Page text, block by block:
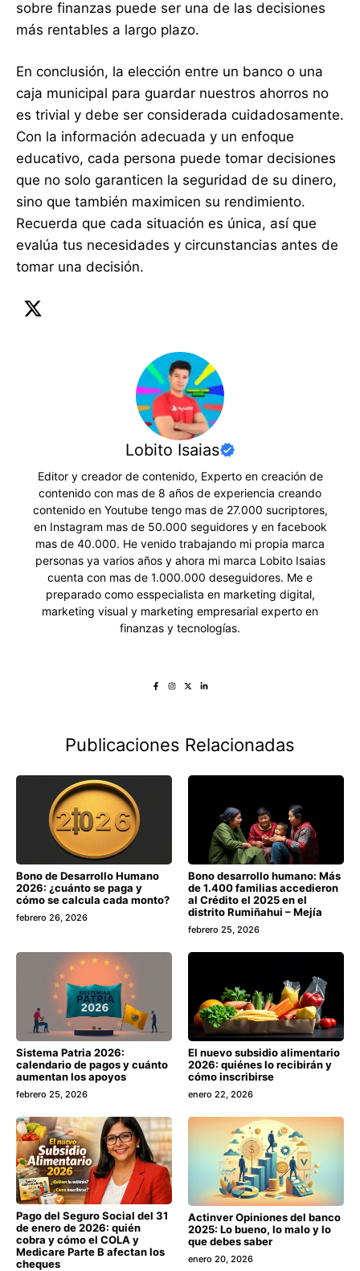
sobre finanzas puede ser una de las decisiones
más rentables a largo plazo.
En conclusión, la elección entre un banco o una
caja municipal para guardar nuestros ahorros no
es trivial y debe ser considerada cuidadosamente.
Con la información adecuada y un enfoque
educativo, cada persona puede tomar decisiones
que no solo garanticen la seguridad de su dinero,
sino que también maximicen su rendimiento.
Recuerda que cada situación es única, así que
evalúa tus necesidades y circunstancias antes de
tomar una decisión.
Lobito Isaias
Editor y creador de contenido, Experto en creación de
contenido con mas de 8 años de experiencia creando
contenido en Youtube tengo mas de 27.000 sucriptores,
en Instagram mas de 50.000 seguidores y en facebook
mas de 40.000. He venido trabajando mi propia marca
personas ya varios años y ahora mi marca Lobito Isaias
cuenta con mas de 1.000.000 deseguidores. Me e
preparado como esspecialista en marketing digital,
marketing visual y marketing empresarial experto en
finanzas y tecnologías.
Publicaciones Relacionadas
Bono de Desarrollo Humano
2026: ¿cuánto se paga y
cómo se calcula cada monto?
febrero 26, 2026
Bono desarrollo humano: Más
de 1.400 familias accedieron
al Crédito el 2025 en el
distrito Rumiñahui – Mejía
febrero 25, 2026
Sistema Patria 2026:
calendario de pagos y cuánto
aumentan los apoyos
febrero 25, 2026
El nuevo subsidio alimentario
2026: quiénes lo recibirán y
cómo inscribirse
enero 22, 2026
Pago del Seguro Social del 31
de enero de 2026: quién
cobra y cómo el COLA y
Medicare Parte B afectan los
cheques
Actinver Opiniones del banco
2025: Lo bueno, lo malo y lo
que debes saber
enero 20, 2026